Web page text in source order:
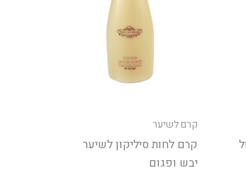
בעמוד
המוצר
קרם לשיער
קרם לחות סיליקון לשיער
יבש ופגום